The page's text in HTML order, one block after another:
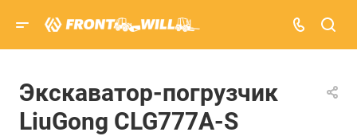
Экскаватор-погрузчик
LiuGong CLG777A-S